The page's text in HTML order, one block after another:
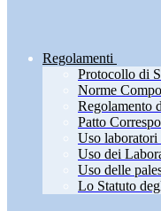
Regolamenti
Protocollo di
Norme
Regolamento
Patto
Uso laboratori
Uso dei
Uso delle
Lo Statuto